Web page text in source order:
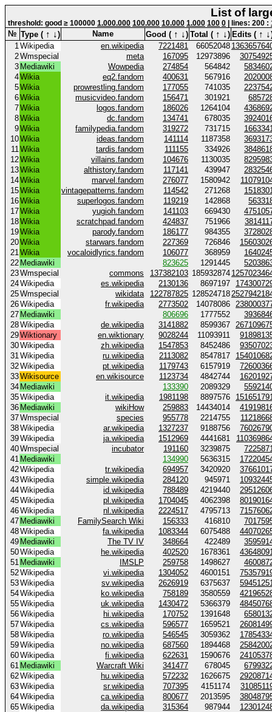
List of
threshold: good ≥ 100000 1.000.000 100.000 10.000 1.000 100 0 | lines: 200 :
№ Type ( ↑ ↓) Name Good ( ↑ ↓) Total ( ↑ ↓) Edits ( ↑ ↓
1Wikipedia en.wikipedia 7221481 66052048
2Wmspecial meta 167095 12973896
3 Mediawiki Wowpedia 274854 564842
4Wikia eq2.fandom 400631 567916
5Wikia prowrestling.fandom 177055 741035
6Wikia musicvideo.fandom 156471 301921
7Wikia logos.fandom 186026 1264104
8Wikia dc.fandom 134741 678035
9Wikia familypedia.fandom 319272 731715
10Wikia ideas.fandom 141114 1187358
11Wikia tardis.fandom 111155 334926
12Wikia villains.fandom 104676 1130035
13Wikia althistory.fandom 117141 439947
14Wikia marvel.fandom 276077 1580942
15Wikia vintagepatterns.fandom 114542 271268
16Wikia superlogos.fandom 119219 142868
17Wikia yugioh.fandom 141103 669430
18Wikia scratchpad.fandom 424837 751966
19Wikia parody.fandom 186177 984355
20Wikia starwars.fandom 227369 726846
21Wikia vocaloidlyrics.fandom 106077 368959
22 Mediawiki 823625 1291445
23Wmspecial commons 137382103 185932874
24Wikipedia es.wikipedia 2130136 8697197
25Wmspecial wikidata 122787825 128524718
26Wikipedia fr.wikipedia 2773502 14078086
27 Mediawiki 806696 1777552
28Wikipedia de.wikipedia 3141882 8599367
29Wiktionary en.wiktionary 9028244 11093911
30Wikipedia zh.wikipedia 1547853 8452486
31Wikipedia ru.wikipedia 2113082 8547817
32Wikipedia pt.wikipedia 1179743 6157919
33Wikisource en.wikisource 1123734 4842744
34 Mediawiki 133390 2089329
35Wikipedia it.wikipedia 1981198 8897576
36 Mediawiki wikiHow 259883 14434014
37Wmspecial species 955778 2214755
38Wikipedia ar.wikipedia 1327237 9188756
39Wikipedia ja.wikipedia 1512969 4441681
40Wmspecial incubator 191160 3239875
41 Mediawiki 134990 5636315
42Wikipedia tr.wikipedia 694957 3420920
43Wikipedia simple.wikipedia 284120 945971
44Wikipedia id.wikipedia 788489 4219440
45Wikipedia pl.wikipedia 1704045 4062398
46Wikipedia nl.wikipedia 2224517 4795713
47 Mediawiki FamilySearch Wiki 156333 416810
48Wikipedia fa.wikipedia 1083344 6075488
49 Mediawiki The TV IV 348664 422489
50Wikipedia he.wikipedia 402520 1678361
51 Mediawiki IMSLP 259758 1498627
52Wikipedia vi.wikipedia 1304052 4600151
53Wikipedia sv.wikipedia 2626919 6375637
54Wikipedia ko.wikipedia 758189 3580559
55Wikipedia uk.wikipedia 1430472 5366379
56Wikipedia hi.wikipedia 170752 1391648
57Wikipedia cs.wikipedia 596577 1659521
58Wikipedia ro.wikipedia 546545 3059362
59Wikipedia no.wikipedia 687560 1894468
60Wikipedia fi.wikipedia 622631 1590676
61 Mediawiki Warcraft Wiki 341477 678045
62Wikipedia hu.wikipedia 572232 1626675
63Wikipedia sr.wikipedia 707395 4151174
64Wikipedia ca.wikipedia 800677 2013595
65Wikipedia da.wikipedia 315364 987944